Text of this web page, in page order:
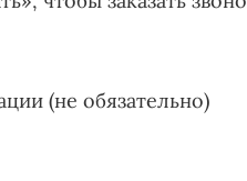
(не обязательно)